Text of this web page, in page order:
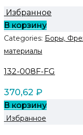
Избранное
В корзину
Categories: Боры,
материалы
132-008F-FG
370,62 ₽
В корзину
Избранное